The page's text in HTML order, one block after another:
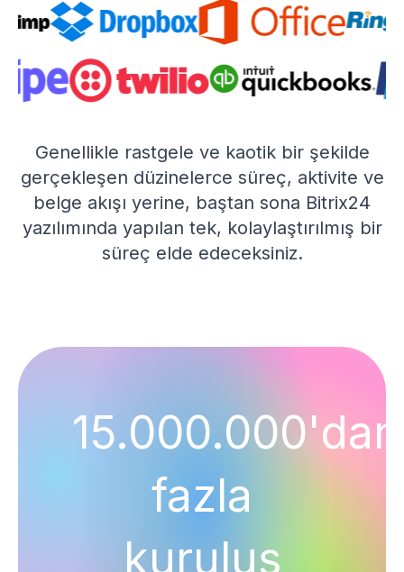
Genellikle rastgele ve kaotik bir şekilde
gerçekleşen düzinelerce süreç, aktivite ve
belge akışı yerine, baştan sona Bitrix24
yazılımında yapılan tek, kolaylaştırılmış bir
süreç elde edeceksiniz.
15.000.000'dan
fazla
kuruluş